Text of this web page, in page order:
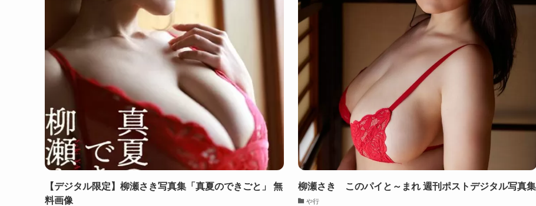
【デジタル限定】柳瀬さき写真集「真夏のできごと」 無
料画像
柳瀬さき このパイと～まれ 週刊ポストデジタル写真集
や行